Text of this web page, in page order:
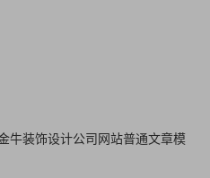
牛装饰设计公司网站普通文章模